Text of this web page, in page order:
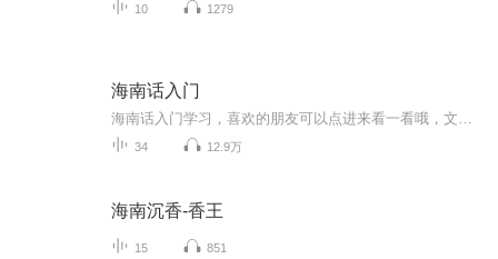
10 1279
海南话入门
34 12.9万
海南沉香-香王
15 851